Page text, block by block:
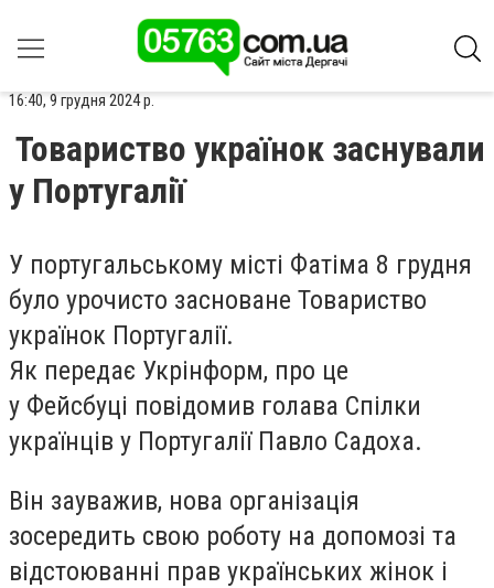
16:40, 9 грудня 2024 р.
Товариство українок заснували
у Португалії
У португальському місті Фатіма 8 грудня
було урочисто засноване Товариство
українок Португалії.
Як передає Укрінформ, про це
у Фейсбуці повідомив голава Спілки
українців у Португалії Павло Садоха.
Він зауважив, нова організація
зосередить свою роботу на допомозі та
відстоюванні прав українських жінок і